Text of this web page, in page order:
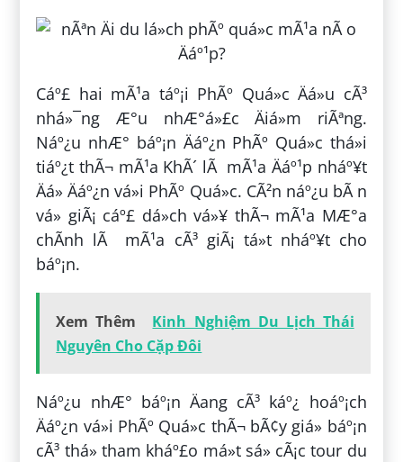
Cáº£ hai mÃ¹a táº¡i PhÃº Quá»c Äá»u cÃ³
nhá»¯ng Æ°u nhÆ°á»£c Äiá»m riÃªng.
Náº¿u nhÆ° báº¡n Äáº¿n PhÃº Quá»c thá»i
tiáº¿t thÃ¬ mÃ¹a KhÃ´ lÃ mÃ¹a Äáº¹p nháº¥t
Äá» Äáº¿n vá»i PhÃº Quá»c. CÃ²n náº¿u bÃ n
vá» giÃ¡ cáº£ dá»ch vá»¥ thÃ¬ mÃ¹a MÆ°a
chÃ­nh lÃ mÃ¹a cÃ³ giÃ¡ tá»t nháº¥t cho
báº¡n.
Xem Thêm
Kinh Nghiệm Du Lịch Thái
Nguyên Cho Cặp Đôi
Náº¿u nhÆ° báº¡n Äang cÃ³ káº¿ hoáº¡ch
Äáº¿n vá»i PhÃº Quá»c thÃ¬ bÃ¢y giá» báº¡n
cÃ³ thá» tham kháº£o má»t sá» cÃ¡c tour du